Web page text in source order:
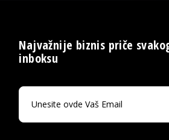
Najvažnije biznis priče
inboksu